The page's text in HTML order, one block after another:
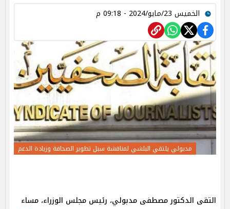
الخميس 23/مايو/2024 - 09:18 م
مدبولي يلتقي البلشي لمناقشة سبل تطوير الصحافة وزيادة الدعم
التقى الدكتور مصطفى مدبولي، رئيس مجلس الوزراء، مساء